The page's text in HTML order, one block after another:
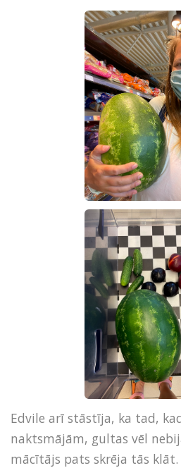
Edvile arī stāstīja, ka tad,
naktsmājām, gultas vēl
mācītājs pats skrēja tās klāt.